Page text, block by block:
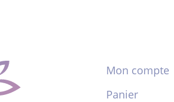
Mon compte
Panier